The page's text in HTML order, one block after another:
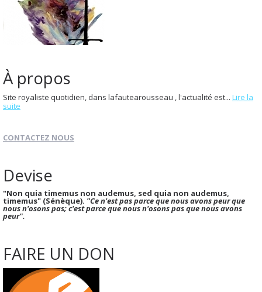
À propos
Site royaliste quotidien, dans lafautearousseau , l'actualité est... Lire la
suite
CONTACTEZ NOUS
Devise
"Non quia timemus non audemus, sed quia non audemus,
timemus" (Sénèque). "Ce n'est pas parce que nous avons peur que
nous n'osons pas; c'est parce que nous n'osons pas que nous avons
peur".
FAIRE UN DON